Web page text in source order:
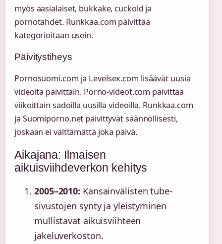
myös aasialaiset, bukkake, cuckold ja
pornotähdet. Runkkaa.com päivittää
kategorioitaan usein.
Päivitystiheys
Pornosuomi.com ja Levelsex.com lisäävät uusia
videoita päivittäin. Porno-videot.com päivittää
viikoittain sadoilla uusilla videoilla. Runkkaa.com
ja Suomiporno.net päivittyvät säännöllisesti,
joskaan ei välttämättä joka päivä.
Aikajana: Ilmaisen
aikuisviihdeverkon kehitys
2005–2010: Kansainvälisten tube-
sivustojen synty ja yleistyminen
mullistavat aikuisviihteen
jakeluverkoston.